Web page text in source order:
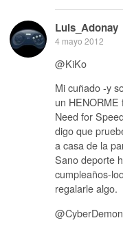
Luis_Adonay
4 mayo 2012
@KiKo
Mi cuñado -y
un HENORME
Need for
digo que
a casa de la
Sano deporte
cumpleaños-
regalarle algo.
@CyberDemon